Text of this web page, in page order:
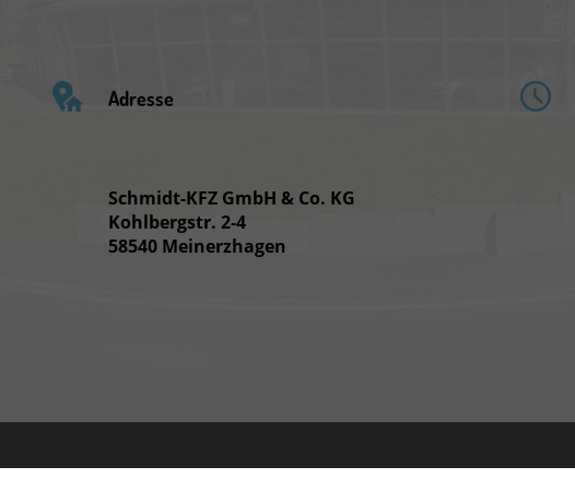
Adresse
Schmidt-KFZ GmbH & Co. KG
Kohlbergstr. 2-4
58540 Meinerzhagen